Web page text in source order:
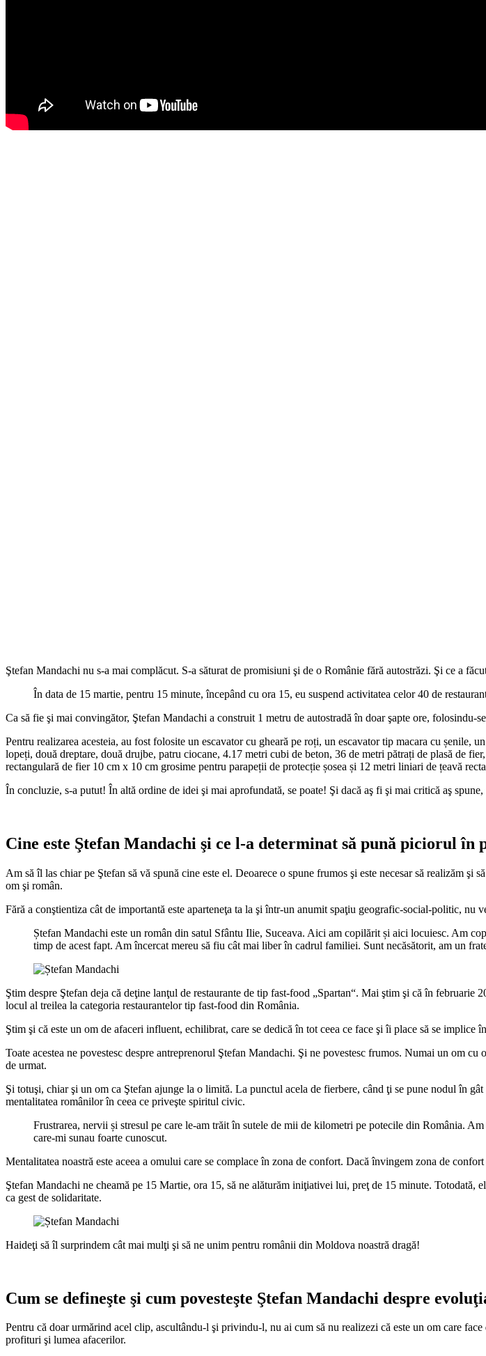
Ştefan Mandachi nu s-a mai complăcut. S-a săturat de promisiuni şi de o Românie fără autostrăzi. Şi ce a
În data de 15 martie, pentru 15 minute, începând cu ora 15, eu suspend activitatea celor 40 de
Ca să fie şi mai convingător, Ştefan Mandachi a construit 1 metru de autostradă în doar şapte ore, folosindu-
Pentru realizarea acesteia, au fost folosite un escavator cu gheară pe roți, un escavator tip macara cu
lopeți, două dreptare, două drujbe, patru ciocane, 4.17 metri cubi de beton, 36 de metri pătrați de plasă de
rectangulară de fier 10 cm x 10 cm grosime pentru parapeții de protecție șosea și 12 metri liniari de țeavă
În concluzie, s-a putut! În altă ordine de idei şi mai aprofundată, se poate! Şi dacă aş fi şi mai critică aş
Cine este Ştefan Mandachi şi ce l-a determinat să pună piciorul în
Am să îl las chiar pe Ştefan să vă spună cine este el. Deoarece o spune frumos şi este necesar să realizăm
om şi român.
Fără a conştientiza cât de importantă este aparteneţa ta la şi într-un anumit spaţiu geografic-social-politic,
Ștefan Mandachi este un român din satul Sfântu Ilie, Suceava. Aici am copilărit și aici locuiesc. Am
timp de acest fapt. Am încercat mereu să fiu cât mai liber în cadrul familiei. Sunt necăsătorit, am un
Ştim despre Ştefan deja că deţine lanţul de restaurante de tip fast-food „Spartan“. Mai ştim şi că în
locul al treilea la categoria restaurantelor tip fast-food din România.
Ştim şi că este un om de afaceri influent, echilibrat, care se dedică în tot ceea ce face şi îi place să se implice
Toate acestea ne povestesc despre antreprenorul Ştefan Mandachi. Şi ne povestesc frumos. Numai un om
de urmat.
Şi totuşi, chiar şi un om ca Ştefan ajunge la o limită. La punctul acela de fierbere, când ţi se pune nodul în
mentalitatea românilor în ceea ce priveşte spiritul civic.
Frustrarea, nervii și stresul pe care le-am trăit în sutele de mii de kilometri pe potecile din România.
care-mi sunau foarte cunoscut.
Mentalitatea noastră este aceea a omului care se complace în zona de confort. Dacă învingem zona de
Ştefan Mandachi ne cheamă pe 15 Martie, ora 15, să ne alăturăm iniţiativei lui, preţ de 15 minute.
ca gest de solidaritate.
Haideţi să îl surprindem cât mai mulţi şi să ne unim pentru românii din Moldova noastră dragă!
Cum se defineşte şi cum povesteşte Ştefan Mandachi despre
Pentru că doar urmărind acel clip, ascultându-l şi privindu-l, nu ai cum să nu realizezi că este un om care
profituri şi lumea afacerilor.